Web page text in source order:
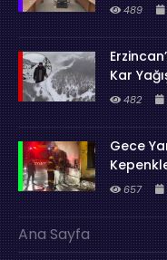
489
Kar
482
Gece
657
Ana Sayfa